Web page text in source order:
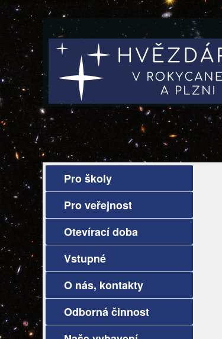
Pro školy
Pro veřejnost
Otevírací doba
Vstupné
O nás, kontakty
Odborná činnost